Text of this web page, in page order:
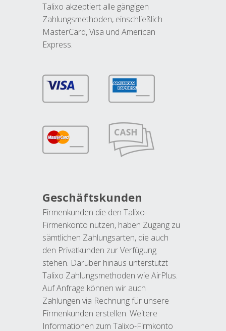
Talixo akzeptiert alle gängigen
Zahlungsmethoden, einschließlich
MasterCard, Visa und American
Express.
Geschäftskunden
Firmenkunden die den Talixo-
Firmenkonto nutzen, haben Zugang zu
sämtlichen Zahlungsarten, die auch
den Privatkunden zur Verfügung
stehen. Darüber hinaus unterstützt
Talixo Zahlungsmethoden wie AirPlus.
Auf Anfrage können wir auch
Zahlungen via Rechnung für unsere
Firmenkunden erstellen. Weitere
Informationen zum Talixo-Firmkonto